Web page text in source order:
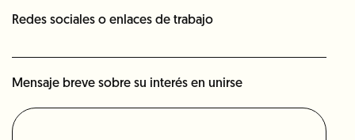
Redes sociales o enlaces de trabajo
Mensaje breve sobre su interés en unirse